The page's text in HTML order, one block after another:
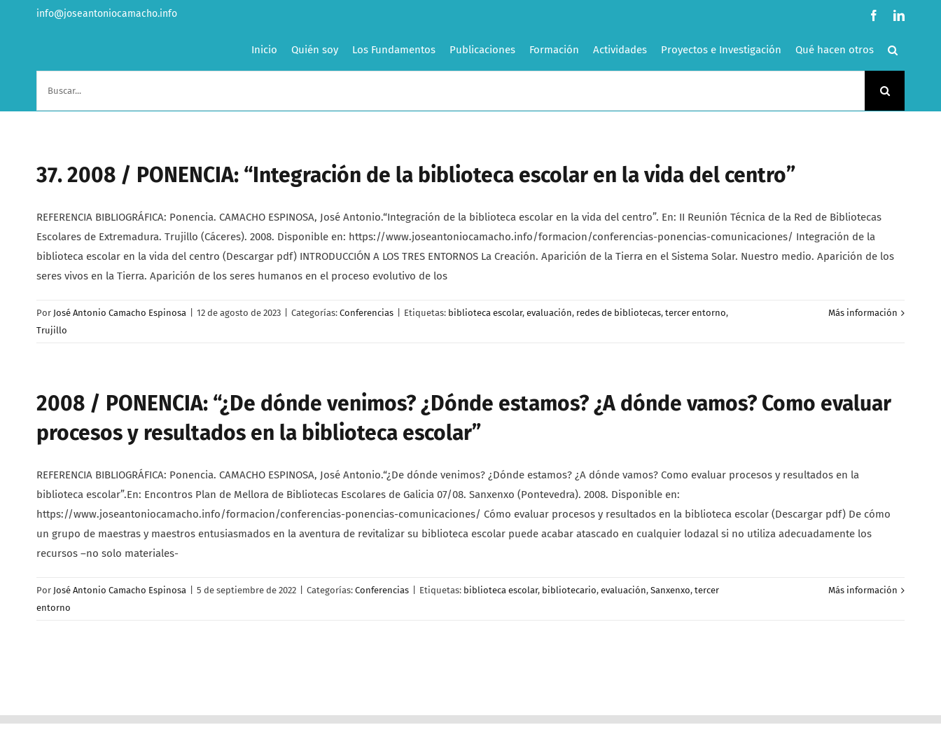
info@joseantoniocamacho.info Facebook
Inicio Quién soy Los Fundamentos Publicaciones Formación Actividades Proyectos e Investigación Qué hacen otros
37. 2008 / PONENCIA: “Integración de la biblioteca escolar en la vida del centro”
REFERENCIA BIBLIOGRÁFICA: Ponencia. CAMACHO ESPINOSA, José Antonio.“Integración de la biblioteca escolar en la vida del centro”. En: II Reunión Técnica de la Red de Bibliotecas
Escolares de Extremadura. Trujillo (Cáceres). 2008. Disponible en: https://www.joseantoniocamacho.info/formacion/conferencias-ponencias-comunicaciones/ Integración de la
biblioteca escolar en la vida del centro (Descargar pdf) INTRODUCCIÓN A LOS TRES ENTORNOS La Creación. Aparición de la Tierra en el Sistema Solar. Nuestro medio. Aparición de los
seres vivos en la Tierra. Aparición de los seres humanos en el proceso evolutivo de los
Por José Antonio Camacho Espinosa 12 de agosto de 2023 Categorías: Conferencias Etiquetas: biblioteca escolar, evaluación, redes de bibliotecas, tercer entorno,
Trujillo
Más información
2008 / PONENCIA: “¿De dónde venimos? ¿Dónde estamos? ¿A dónde vamos? Como evaluar
procesos y resultados en la biblioteca escolar”
REFERENCIA BIBLIOGRÁFICA: Ponencia. CAMACHO ESPINOSA, José Antonio.“¿De dónde venimos? ¿Dónde estamos? ¿A dónde vamos? Como evaluar procesos y resultados en la
biblioteca escolar”.En: Encontros Plan de Mellora de Bibliotecas Escolares de Galicia 07/08. Sanxenxo (Pontevedra). 2008. Disponible en:
https://www.joseantoniocamacho.info/formacion/conferencias-ponencias-comunicaciones/ Cómo evaluar procesos y resultados en la biblioteca escolar (Descargar pdf) De cómo
un grupo de maestras y maestros entusiasmados en la aventura de revitalizar su biblioteca escolar puede acabar atascado en cualquier lodazal si no utiliza adecuadamente los
recursos –no solo materiales-
Por José Antonio Camacho Espinosa 5 de septiembre de 2022 Categorías: Conferencias Etiquetas: biblioteca escolar, bibliotecario, evaluación, Sanxenxo, tercer
entorno
Más información